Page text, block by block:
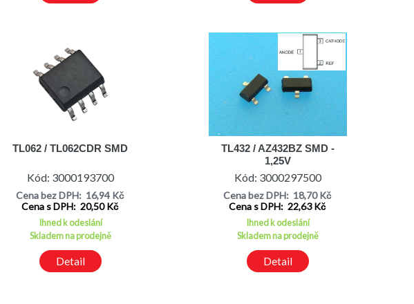
TL062 / TL062CDR SMD
Kód: 3000193700
Cena bez DPH: 16,94 Kč
Cena s DPH: 20,50 Kč
Ihned k odeslání
Skladem na prodejně
Detail
TL432 / AZ432BZ SMD -
1,25V
Kód: 3000297500
Cena bez DPH: 18,70 Kč
Cena s DPH: 22,63 Kč
Ihned k odeslání
Skladem na prodejně
Detail